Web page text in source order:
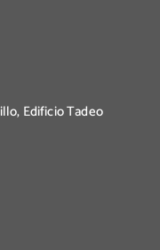
Edificio Tadeo